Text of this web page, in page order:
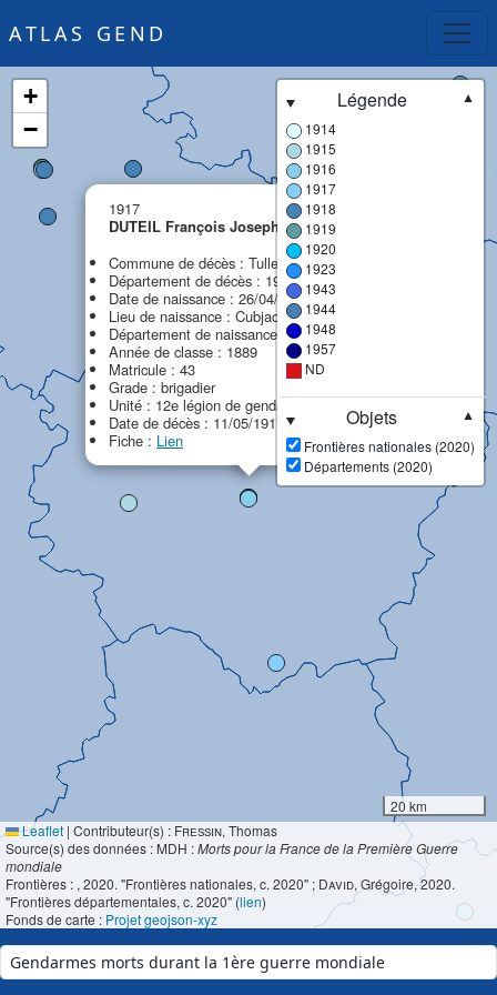
ATLAS GEND
1917
DUTEIL François Joseph
MPF
Commune de décès : Tulle
Département de décès : 19 - Corrèze
Date de naissance : 26/04/1869
Lieu de naissance : Cubjac
Département de naissance : 24 - Dordogne
Année de classe : 1889
Matricule : 43
Grade : brigadier
Unité : 12e légion de gendarmerie (12e LG)
Date de décès : 11/05/1917
Fiche : Lien
+
−
Légende
▼
1914
1915
1916
1917
1918
1919
1920
1923
1943
1944
1948
1957
ND
Objets
▼
Frontières nationales (2020)
Départements (2020)
20 km
Leaflet | Contributeur(s) : Fressin, Thomas
Source(s) des données : MDH :Morts pour la France de la Première Guerre
mondiale
Frontières : , 2020. "Frontières nationales, c. 2020" ; David, Grégoire, 2020.
"Frontières départementales, c. 2020" (lien)
Fonds de carte : Projet geojson-xyz